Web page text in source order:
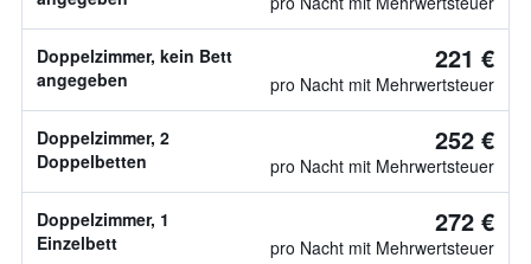
Doppelzimmer, kein Bett
angegeben
221 €
pro Nacht mit Mehrwertsteuer
Doppelzimmer, 2
Doppelbetten
252 €
pro Nacht mit Mehrwertsteuer
Doppelzimmer, 1
Einzelbett
272 €
pro Nacht mit Mehrwertsteuer